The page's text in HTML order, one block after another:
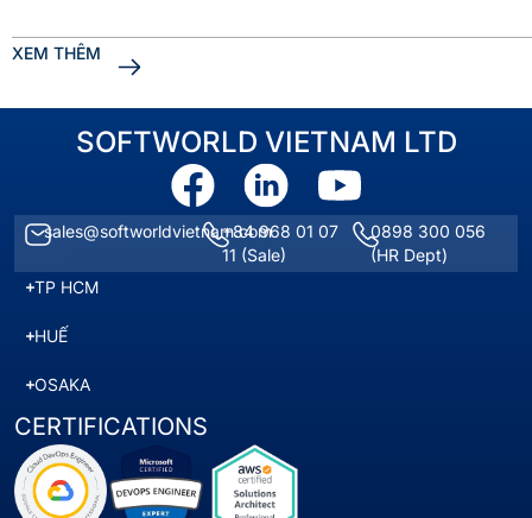
XEM THÊM
SOFTWORLD VIETNAM LTD
sales@softworldvietnam.com+84 968 01 07
11 (Sale)
0898 300 056
(HR Dept)
TP HCM
HUẾ
OSAKA
CERTIFICATIONS